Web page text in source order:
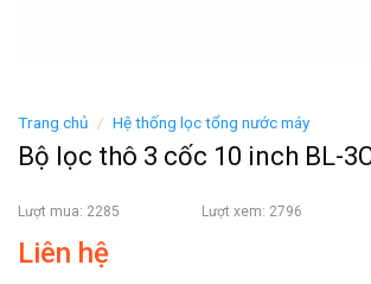
Trang chủ / Hệ thống lọc tổng nước máy
Bộ lọc thô 3 cốc 10 inch BL-
Lượt mua: 2285 Lượt xem: 2796
Liên hệ